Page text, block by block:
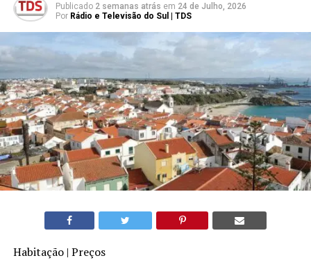
Publicado 2 semanas atrás em 24 de Julho, 2026
Por Rádio e Televisão do Sul | TDS
Habitação | Preços